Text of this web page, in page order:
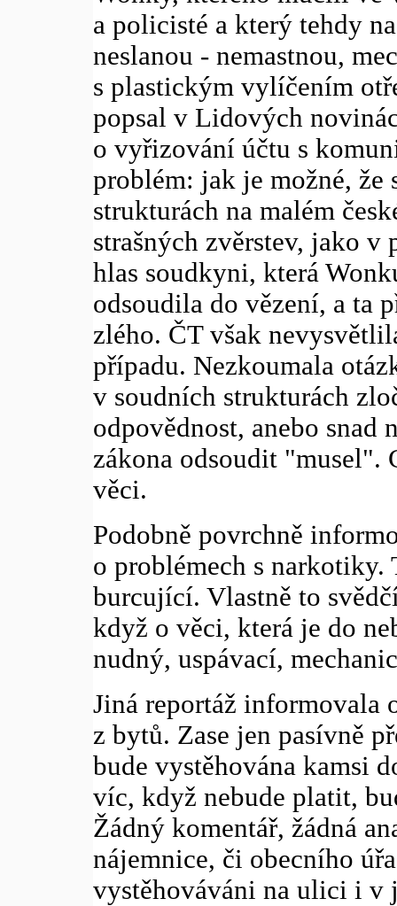
a policisté a který tehdy
neslanou - nemastnou,
s plastickým vylíčením
popsal v Lidových
o vyřizování účtu s
problém: jak je možné,
strukturách na malém
strašných zvěrstev, jako v
hlas soudkyni, která
odsoudila do vězení, a ta
zlého. ČT však
případu. Nezkoumala
v soudních strukturách
odpovědnost, anebo
zákona odsoudit "musel".
věci.
Podobně povrchně
o problémech s narkotiky.
burcující. Vlastně to
když o věci, která je do
nudný, uspávací,
Jiná reportáž informovala
z bytů. Zase jen pasívně
bude vystěhována kamsi
víc, když nebude platit,
Žádný komentář, žádná
nájemnice, či obecního
vystěhováváni na ulici i v